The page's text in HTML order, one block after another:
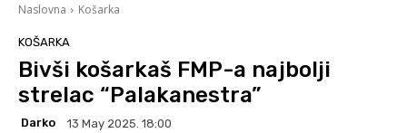
Naslovna Košarka
KOŠARKA
Bivši košarkaš FMP-a najbolji
strelac “Palakanestra”
Darko 13 May 2025. 18:00